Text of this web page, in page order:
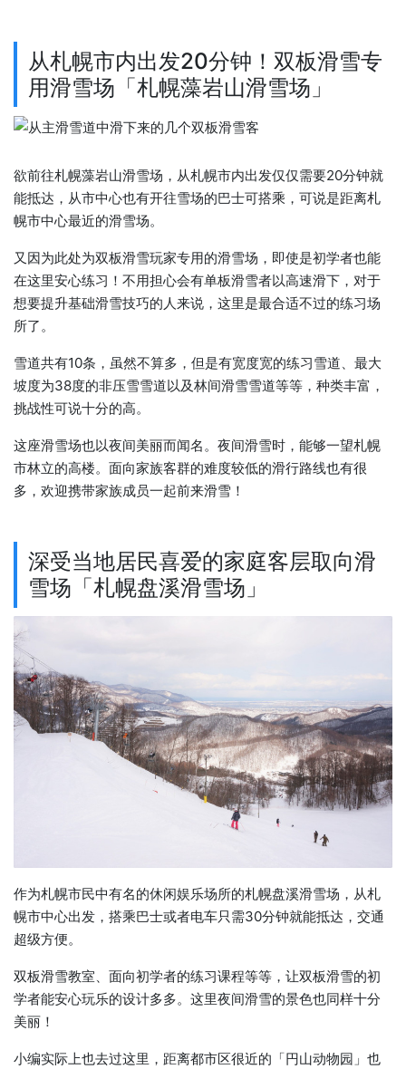
从札幌市内出发20分钟！双板滑雪专
用滑雪场「札幌藻岩山滑雪场」
欲前往札幌藻岩山滑雪场，从札幌市内出发仅仅需要20分钟就
能抵达，从市中心也有开往雪场的巴士可搭乘，可说是距离札
幌市中心最近的滑雪场。
又因为此处为双板滑雪玩家专用的滑雪场，即使是初学者也能
在这里安心练习！不用担心会有单板滑雪者以高速滑下，对于
想要提升基础滑雪技巧的人来说，这里是最合适不过的练习场
所了。
雪道共有10条，虽然不算多，但是有宽度宽的练习雪道、最大
坡度为38度的非压雪雪道以及林间滑雪雪道等等，种类丰富，
挑战性可说十分的高。
这座滑雪场也以夜间美丽而闻名。夜间滑雪时，能够一望札幌
市林立的高楼。面向家族客群的难度较低的滑行路线也有很
多，欢迎携带家族成员一起前来滑雪！
深受当地居民喜爱的家庭客层取向滑
雪场「札幌盘溪滑雪场」
作为札幌市民中有名的休闲娱乐场所的札幌盘溪滑雪场，从札
幌市中心出发，搭乘巴士或者电车只需30分钟就能抵达，交通
超级方便。
双板滑雪教室、面向初学者的练习课程等等，让双板滑雪的初
学者能安心玩乐的设计多多。这里夜间滑雪的景色也同样十分
美丽！
小编实际上也去过这里，距离都市区很近的「円山动物园」也